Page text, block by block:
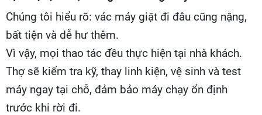
Chúng tôi hiểu rõ: vác máy giặt đi đâu cũng nặng,
bất tiện và dễ hư thêm.
Vì vậy, mọi thao tác đều thực hiện tại nhà khách.
Thợ sẽ kiểm tra kỹ, thay linh kiện, vệ sinh và test
máy ngay tại chỗ, đảm bảo máy chạy ổn định
trước khi rời đi.